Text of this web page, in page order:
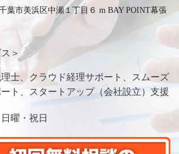
葉市美浜区中瀬１丁目６ m BAY POINT幕張
＞
士、クラウド経理サポート、スムーズ
ト、スタートアップ（会社設立）支援
曜・祝日